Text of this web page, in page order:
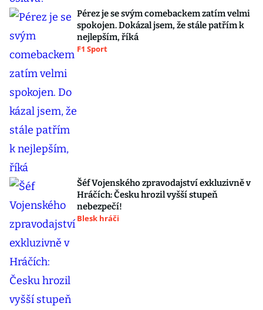
Pérez je se svým comebackem zatím velmi
spokojen. Dokázal jsem, že stále patřím k
nejlepším, říká
F1 Sport
Šéf Vojenského zpravodajství exkluzivně v
Hráčích: Česku hrozil vyšší stupeň
nebezpečí!
Blesk hráči